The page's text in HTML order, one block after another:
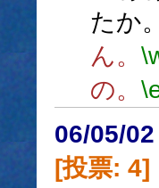
たか。
ん。
の。
06/05/
[投票: 4]